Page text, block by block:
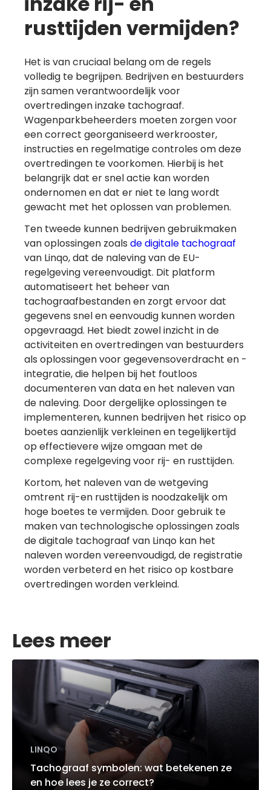
rusttijden vermijden?
Het is van cruciaal belang om de regels
volledig te begrijpen. Bedrijven en bestuurders
zijn samen verantwoordelijk voor
overtredingen inzake tachograaf.
Wagenparkbeheerders moeten zorgen voor
een correct georganiseerd werkrooster,
instructies en regelmatige controles om deze
overtredingen te voorkomen. Hierbij is het
belangrijk dat er snel actie kan worden
ondernomen en dat er niet te lang wordt
gewacht met het oplossen van problemen.
Ten tweede kunnen bedrijven gebruikmaken
van oplossingen zoals de digitale tachograaf
van Linqo, dat de naleving van de EU-
regelgeving vereenvoudigt. Dit platform
automatiseert het beheer van
tachograafbestanden en zorgt ervoor dat
gegevens snel en eenvoudig kunnen worden
opgevraagd. Het biedt zowel inzicht in de
activiteiten en overtredingen van bestuurders
als oplossingen voor gegevensoverdracht en -
integratie, die helpen bij het foutloos
documenteren van data en het naleven van
de naleving. Door dergelijke oplossingen te
implementeren, kunnen bedrijven het risico op
boetes aanzienlijk verkleinen en tegelijkertijd
op effectievere wijze omgaan met de
complexe regelgeving voor rij- en rusttijden.
Kortom, het naleven van de wetgeving
omtrent rij-en rusttijden is noodzakelijk om
hoge boetes te vermijden. Door gebruik te
maken van technologische oplossingen zoals
de digitale tachograaf van Linqo kan het
naleven worden vereenvoudigd, de registratie
worden verbeterd en het risico op kostbare
overtredingen worden verkleind.
Lees meer
LINQO
Tachograaf symbolen: wat betekenen ze
en hoe lees je ze correct?